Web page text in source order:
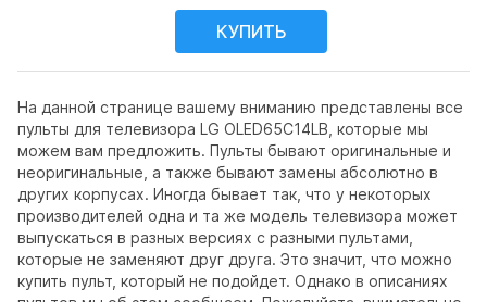
На данной странице вашему вниманию представлены все
пульты для телевизора LG OLED65C14LB, которые мы
можем вам предложить. Пульты бывают оригинальные и
неоригинальные, а также бывают замены абсолютно в
других корпусах. Иногда бывает так, что у некоторых
производителей одна и та же модель телевизора может
выпускаться в разных версиях с разными пультами,
которые не заменяют друг друга. Это значит, что можно
купить пульт, который не подойдет. Однако в описаниях